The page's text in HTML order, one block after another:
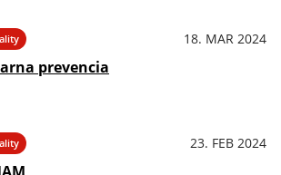
18. MAR 2024
prevencia
23. FEB 2024